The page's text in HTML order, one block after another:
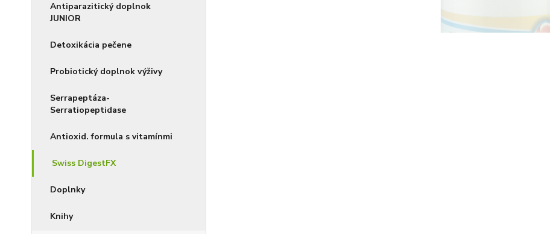
Antiparazitický doplnok
JUNIOR
Detoxikácia pečene
Probiotický doplnok výživy
Serrapeptáza-
Serratiopeptidase
Antioxid. formula s vitamínmi
Swiss DigestFX
Doplnky
Knihy